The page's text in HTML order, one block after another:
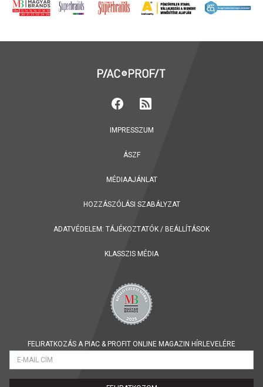
IMPRESSZUM
ÁSZF
MÉDIAAJÁNLAT
HOZZÁSZÓLÁSI SZABÁLYZAT
ADATVÉDELEM: TÁJÉKOZTATÓK / BEÁLLÍTÁSOK
KLASSZIS MÉDIA
FELIRATKOZÁS A PIAC & PROFIT ONLINE MAGAZIN HÍRLEVELÉRE